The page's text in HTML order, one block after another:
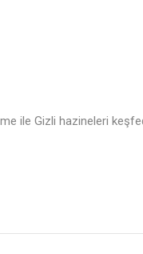
ile Gizli hazineleri